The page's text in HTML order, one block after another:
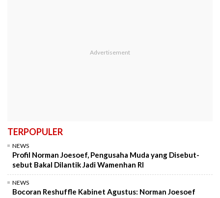
TERPOPULER
NEWS
Profil Norman Joesoef, Pengusaha Muda yang Disebut-
sebut Bakal Dilantik Jadi Wamenhan RI
NEWS
Bocoran Reshuffle Kabinet Agustus: Norman Joesoef